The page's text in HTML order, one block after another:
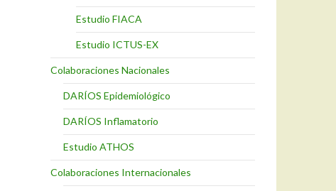
Estudio FIACA
Estudio ICTUS-EX
Colaboraciones Nacionales
DARÍOS Epidemiológico
DARÍOS Inflamatorio
Estudio ATHOS
Colaboraciones Internacionales